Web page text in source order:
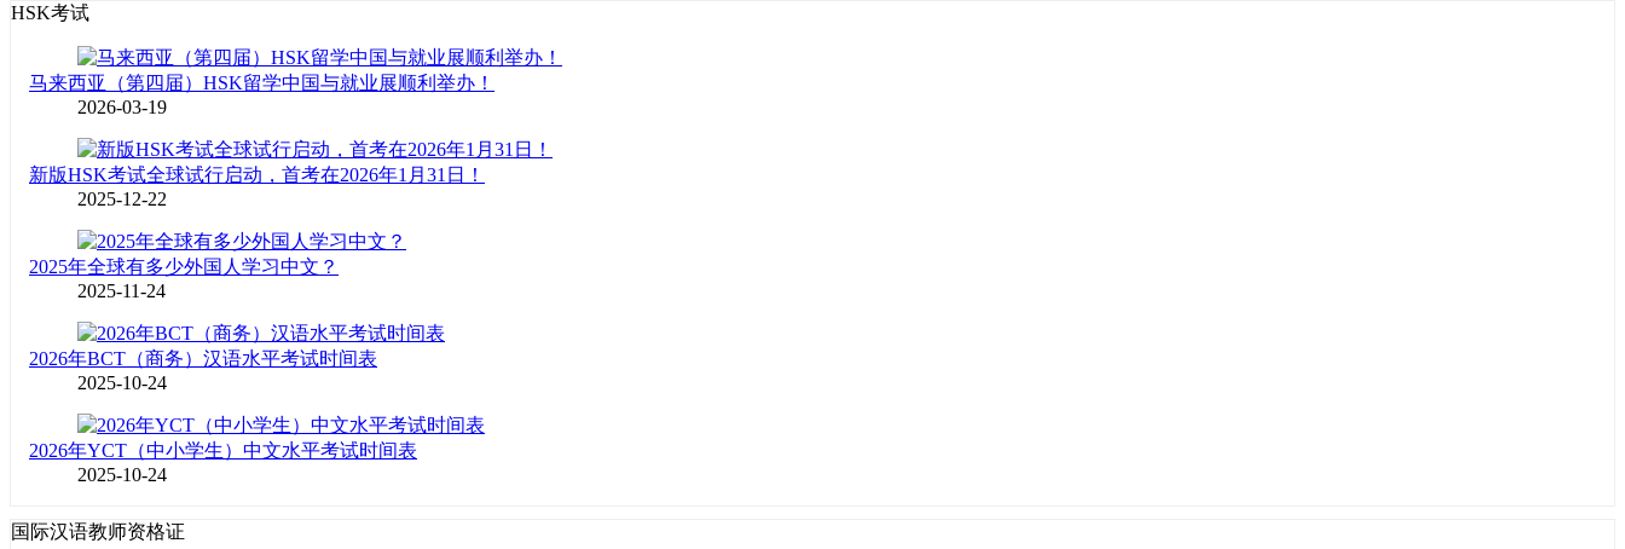
HSK考试
马来西亚（第四届）HSK留学中国与就业展顺利举办！
2026-03-19
新版HSK考试全球试行启动，首考在2026年1月31日！
2025-12-22
2025年全球有多少外国人学习中文？
2025-11-24
2026年BCT（商务）汉语水平考试时间表
2025-10-24
2026年YCT（中小学生）中文水平考试时间表
2025-10-24
国际汉语教师资格证